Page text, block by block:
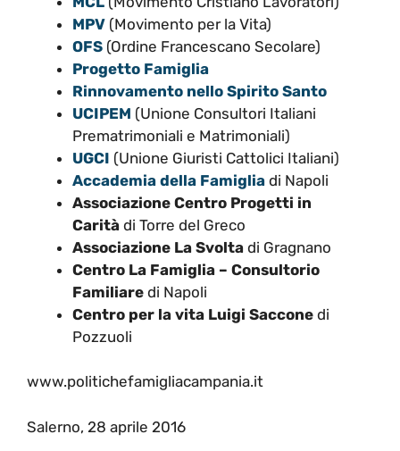
MPV (Movimento per la Vita)
OFS (Ordine Francescano Secolare)
Progetto Famiglia
Rinnovamento nello Spirito Santo
UCIPEM (Unione Consultori Italiani
Prematrimoniali e Matrimoniali)
UGCI (Unione Giuristi Cattolici Italiani)
Accademia della Famiglia di Napoli
Associazione Centro Progetti in
Carità di Torre del Greco
Associazione La Svolta di Gragnano
Centro La Famiglia – Consultorio
Familiare di Napoli
Centro per la vita Luigi Saccone di
Pozzuoli
www.politichefamigliacampania.it
Salerno, 28 aprile 2016